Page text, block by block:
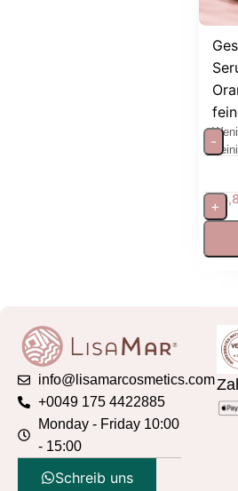
-
+
info@lisamarcosmetics.com
+0049 175 4422885
Monday - Friday 10:00
- 15:00
Schreib uns